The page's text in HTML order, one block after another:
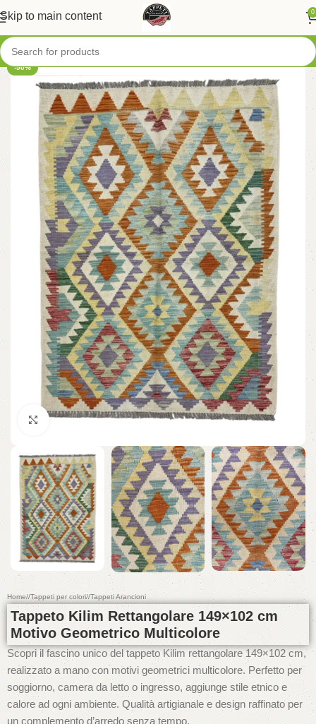
Skip to main content 0
-50%
Click to enlarge
Home/ Tappeti per colori/ Tappeti Arancioni
Tappeto Kilim Rettangolare 149×102 cm
Motivo Geometrico Multicolore
Scopri il fascino unico del tappeto Kilim rettangolare 149×102 cm,
realizzato a mano con motivi geometrici multicolore. Perfetto per
soggiorno, camera da letto o ingresso, aggiunge stile etnico e
calore ad ogni ambiente. Qualità artigianale e design raffinato per
un complemento d’arredo senza tempo.